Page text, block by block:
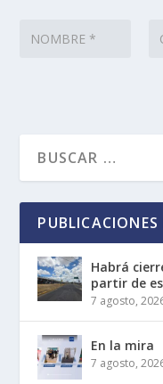
PUBLICACIONES
Habrá
partir de
7 agosto,
En la mira
7 agosto,